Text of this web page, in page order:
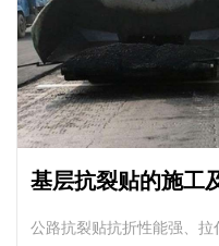
基层抗裂贴的施工
公路抗裂贴抗折性能强、